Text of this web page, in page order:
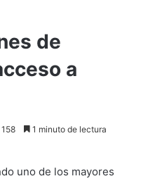
de
a
158 1 minuto de lectura
uno de los mayores